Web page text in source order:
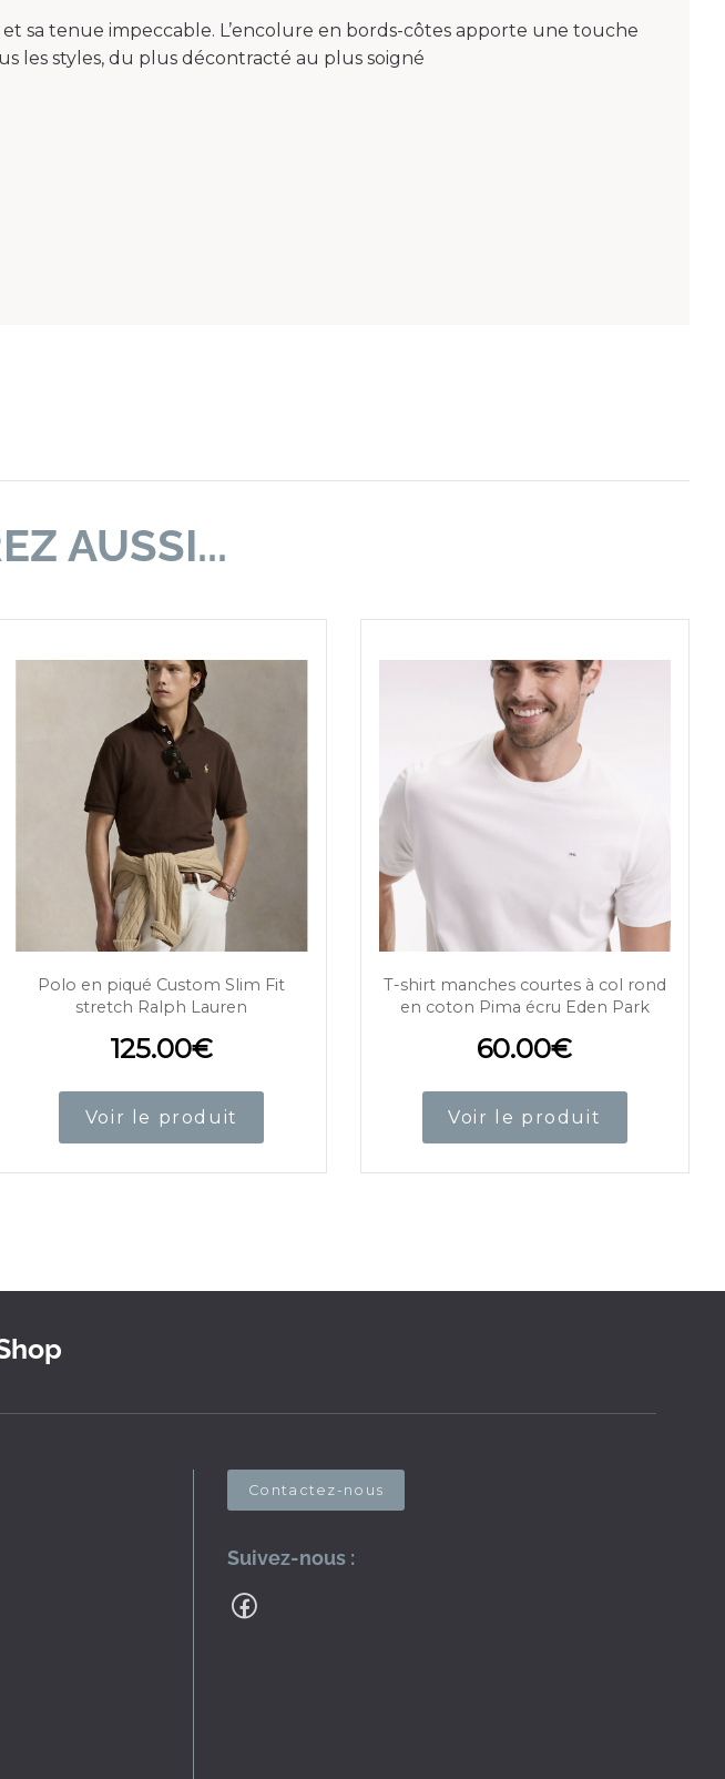
sa tenue impeccable. L’encolure en bords-côtes apporte une touche
les styles, du plus décontracté au plus soigné
AUSSI...
Polo en piqué Custom Slim Fit
stretch Ralph Lauren
125.00€
Voir le produit
T-shirt manches courtes à col rond
en coton Pima écru Eden Park
60.00€
Voir le produit
Contactez-nous
Suivez-nous :